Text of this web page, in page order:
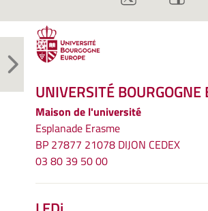
UNIVERSITÉ BOURGOGNE
Maison de l'université
Esplanade Erasme
BP 27877 21078 DIJON CEDEX
03 80 39 50 00